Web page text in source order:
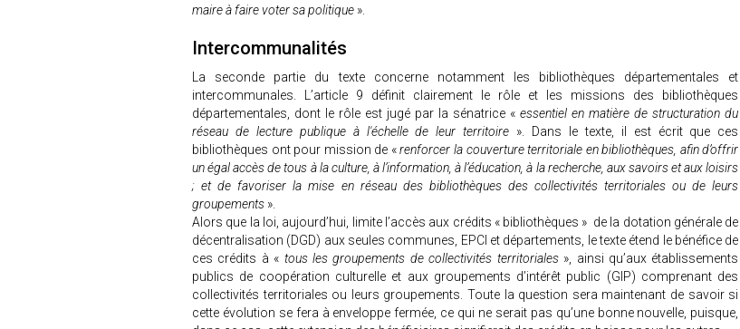
maire à faire voter sa politique ».
Intercommunalités
La seconde partie du texte concerne notamment les bibliothèques départementales et
intercommunales. L’article 9 définit clairement le rôle et les missions des bibliothèques
départementales, dont le rôle est jugé par la sénatrice «essentiel en matière de structuration du
réseau de lecture publique à l'échelle de leur territoire ». Dans le texte, il est écrit que ces
bibliothèques ont pour mission de «renforcer la couverture territoriale en bibliothèques, afin d’offrir
un égal accès de tous à la culture, à l’information, à l’éducation, à la recherche, aux savoirs et aux loisirs
; et de favoriser la mise en réseau des bibliothèques des collectivités territoriales ou de leurs
groupements ».
Alors que la loi, aujourd’hui, limite l’accès aux crédits « bibliothèques » de la dotation générale de
décentralisation (DGD) aux seules communes, EPCI et départements, le texte étend le bénéfice de
ces crédits à « tous les groupements de collectivités territoriales», ainsi qu’aux établissements
publics de coopération culturelle et aux groupements d’intérêt public (GIP) comprenant des
collectivités territoriales ou leurs groupements. Toute la question sera maintenant de savoir si
cette évolution se fera à enveloppe fermée, ce qui ne serait pas qu’une bonne nouvelle, puisque,